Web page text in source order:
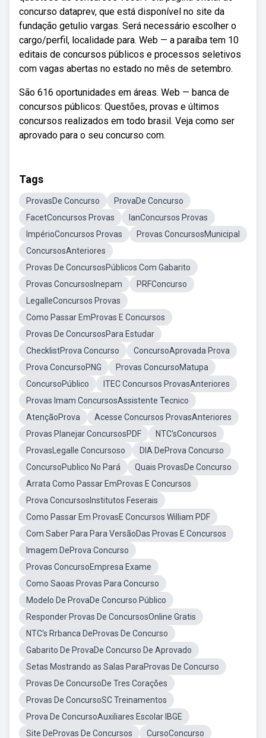
concurso dataprev, que está disponível no site da
fundação getulio vargas. Será necessário escolher o
cargo/perfil, localidade para. Web — a paraíba tem 10
editais de concursos públicos e processos seletivos
com vagas abertas no estado no mês de setembro.
São 616 oportunidades em áreas. Web — banca de
concursos públicos: Questões, provas e últimos
concursos realizados em todo brasil. Veja como ser
aprovado para o seu concurso com.
Tags
ProvasDe Concurso
ProvaDe Concurso
FacetConcursos Provas
IanConcursos Provas
ImpérioConcursos Provas
Provas ConcursosMunicipal
ConcursosAnteriores
Provas De ConcursosPúblicos Com Gabarito
Provas ConcursosInepam
PRFConcurso
LegalleConcursos Provas
Como Passar EmProvas E Concursos
Provas De ConcursosPara Estudar
ChecklistProva Concurso
ConcursoAprovada Prova
Prova ConcursoPNG
Provas ConcursoMatupa
ConcursoPúblico
ITEC Concursos ProvasAnteriores
Provas Imam ConcursosAssistente Tecnico
AtençãoProva
Acesse Concursos ProvasAnteriores
Provas Planejar ConcursosPDF
NTC'sConcursos
ProvasLegalle Concursoso
DIA DeProva Concurso
ConcursoPublico No Pará
Quais ProvasDe Concurso
Arrata Como Passar EmProvas E Concursos
Prova ConcursosInstitutos Feserais
Como Passar Em ProvasE Concursos William PDF
Com Saber Para Para VersãoDas Provas E Concursos
Imagem DeProva Concurso
Provas ConcursoEmpresa Exame
Como Saoas Provas Para Concurso
Modelo De ProvaDe Concurso Público
Responder Provas De ConcursosOnline Gratis
NTC's Rrbanca DeProvas De Concurso
Gabarito De ProvaDe Concurso De Aprovado
Setas Mostrando as Salas ParaProvas De Concurso
Provas De ConcursoDe Tres Corações
Provas De ConcursoSC Treinamentos
Prova De ConcursoAuxiliares Escolar IBGE
Site DeProvas De Concursos
CursoConcurso